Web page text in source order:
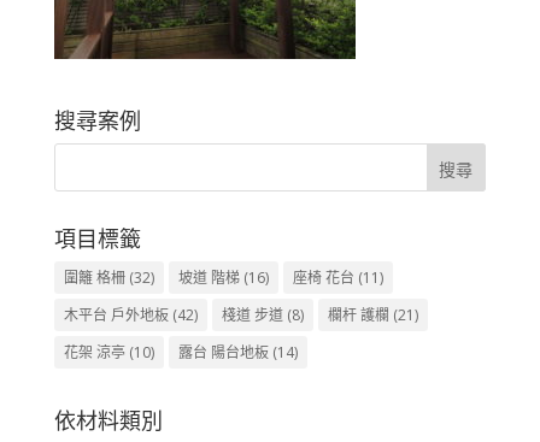
搜尋案例
項目標籤
圍籬 格柵(32) 坡道 階梯(16) 座椅 花台 (11)
木平台 戶外地板(42) 棧道 步道(8) 欄杆 護欄 (21)
花架 涼亭(10) 露台 陽台地板(14)
依材料類別